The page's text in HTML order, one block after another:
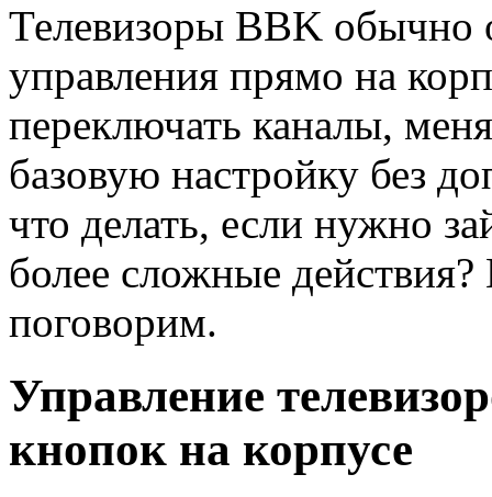
Телевизоры BBK
управления прямо на
переключать каналы,
базовую настройку без
что делать, если нужно
более сложные
поговорим.
Управление
кнопок на корпусе